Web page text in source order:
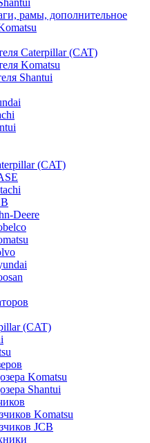
рамы, дополнительное
Caterpillar (CAT)
Komatsu
Shantui
(CAT)
Deere
(CAT)
Komatsu
Shantui
Komatsu
JCB